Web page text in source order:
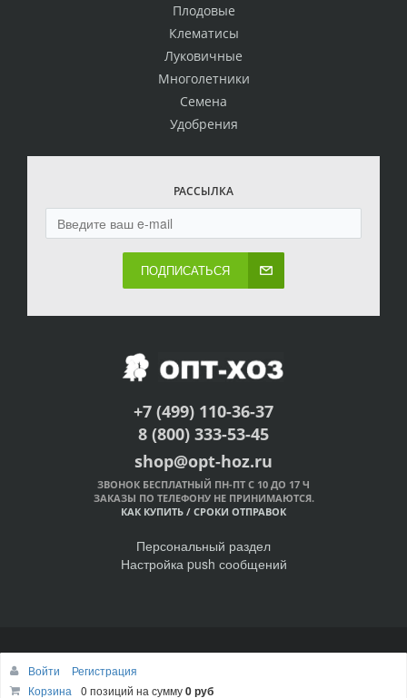
Плодовые
Клематисы
Луковичные
Многолетники
Семена
Удобрения
РАССЫЛКА
ПОДПИСАТЬСЯ
+7 (499) 110-36-37
8 (800) 333-53-45
shop@opt-hoz.ru
ЗВОНОК БЕСПЛАТНЫЙ ПН-ПТ С 10 ДО 17 Ч
ЗАКАЗЫ ПО ТЕЛЕФОНУ НЕ ПРИНИМАЮТСЯ.
КАК КУПИТЬ / СРОКИ ОТПРАВОК
Персональный раздел
Настройка push сообщений
© Интернет-магазин ОПТ-ХОЗ, 2011-2026
Войти
Регистрация
Корзина
0 позиций на сумму0 руб